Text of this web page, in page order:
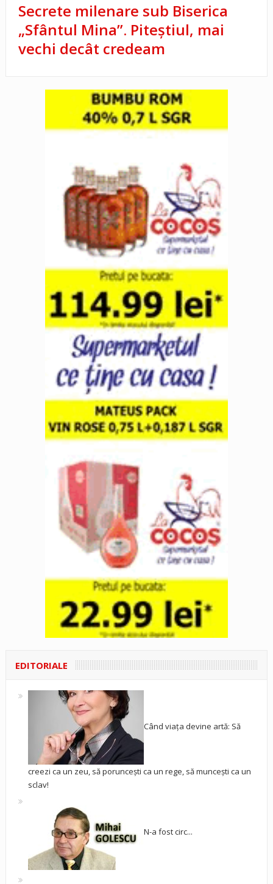
Secrete milenare sub Biserica
„Sfântul Mina”. Piteștiul, mai
vechi decât credeam
EDITORIALE
Când viața devine artă: Să
creezi ca un zeu, să poruncești ca un rege, să muncești ca un
sclav!
N-a fost circ...